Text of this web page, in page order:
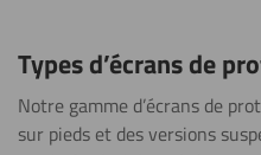
Types d’écrans de
Notre gamme d’écrans de
sur pieds et des versions